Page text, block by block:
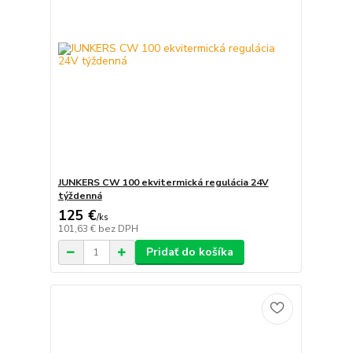
JUNKERS CW 100 ekvitermická regulácia 24V
týždenná
125 €/ks
101,63 € bez DPH
Pridať do košíka